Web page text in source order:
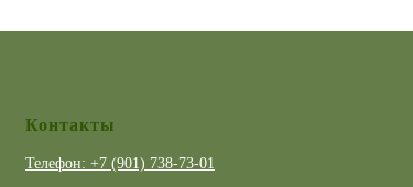
Контакты
Телефон: +7 (901) 738-73-01